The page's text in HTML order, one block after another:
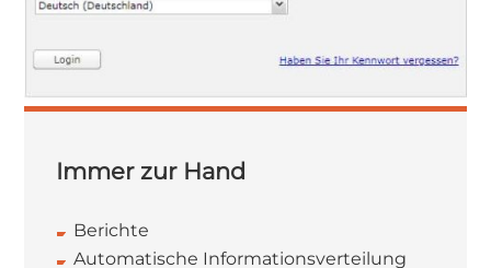
Immer zur Hand
Berichte
Automatische Informationsverteilung